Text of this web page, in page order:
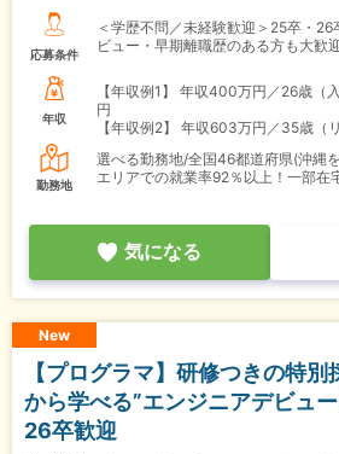
応募条件
＜学歴不問／未経験歓迎＞25卒・
ビュー・早期離職歴のある方も大歓
年収
【年収例1】
年収400万円／26歳（
円
【年収例2】
年収603万円／35歳（
勤務地
選べる勤務地/全国46都道府県(沖縄
エリアでの就業率92％以上！一部在
気になる
New
【プログラマ】研修つきの特
から学べる”エンジニアデビュ
26卒歓迎